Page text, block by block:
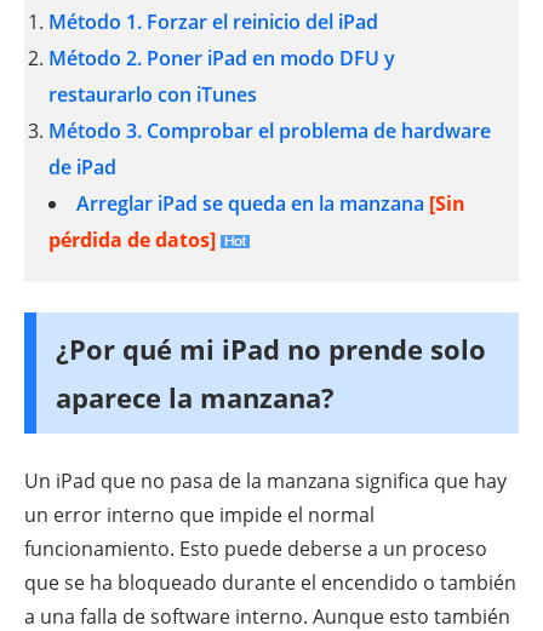
Método 1. Forzar el reinicio del iPad
Método 2. Poner iPad en modo DFU y
restaurarlo con iTunes
Método 3. Comprobar el problema de hardware
de iPad
Arreglar iPad se queda en la manzana [Sin
pérdida de datos]
¿Por qué mi iPad no prende solo
aparece la manzana?
Un iPad que no pasa de la manzana significa que hay
un error interno que impide el normal
funcionamiento. Esto puede deberse a un proceso
que se ha bloqueado durante el encendido o también
a una falla de software interno. Aunque esto también